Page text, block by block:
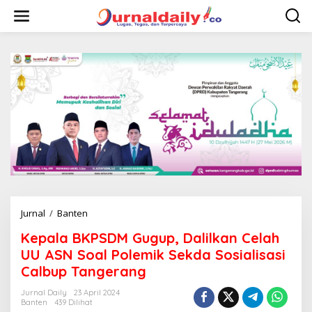
w
Jurnal / Banten
p
a
l
a
K
Kepala BKPSDM Gugup, Dalilkan Celah
UU ASN Soal Polemik Sekda Sosialisasi
Calbup Tangerang
Jurnal Daily
23 April 2024
Banten
439 Dilihat